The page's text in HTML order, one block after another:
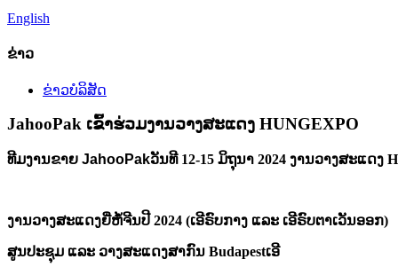
English
ຂ່າວ
ຂ່າວບໍລິສັດ
JahooPak ເຂົ້າຮ່ວມງານວາງສະແດງ HUNGEXPO
ທີມງານຂາຍ JahooPakວັນທີ 12-15 ມິຖຸນາ 2024 ງານວາງສະແດງ
ງານວາງສະແດງຍີ່ຫໍ້ຈີນປີ 2024 (ເອີຣົບກາງ ແລະ ເອີຣົບຕາເວັນອອກ)
ສູນປະຊຸມ ແລະ ວາງສະແດງສາກົນ Budapestເອີ